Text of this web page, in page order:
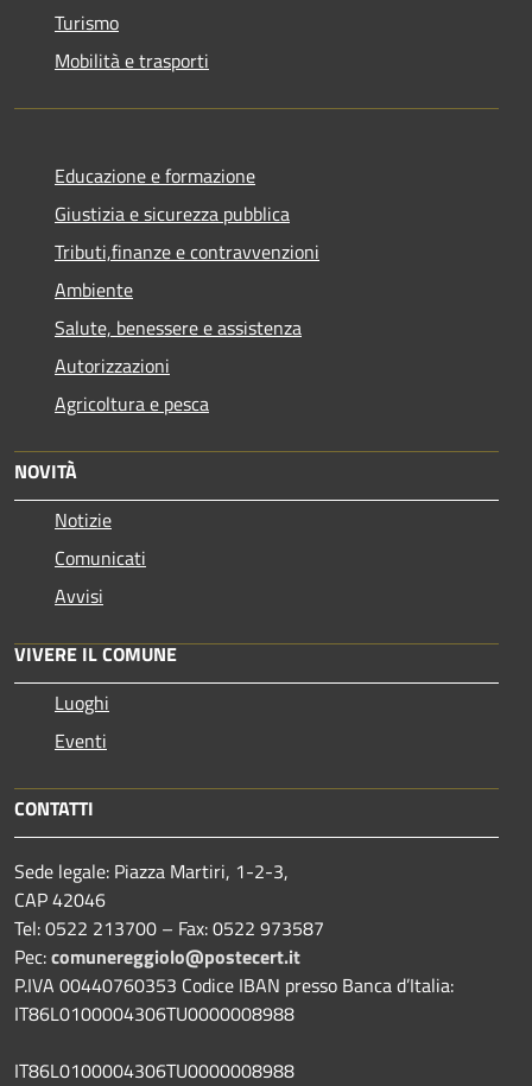
Turismo
Mobilità e trasporti
Educazione e formazione
Giustizia e sicurezza pubblica
Tributi,finanze e contravvenzioni
Ambiente
Salute, benessere e assistenza
Autorizzazioni
Agricoltura e pesca
NOVITÀ
Notizie
Comunicati
Avvisi
VIVERE IL COMUNE
Luoghi
Eventi
CONTATTI
Sede legale: Piazza Martiri, 1-2-3,
CAP 42046
Tel: 0522 213700 – Fax: 0522 973587
Pec:comunereggiolo@postecert.it
P.IVA 00440760353 Codice IBAN presso Banca d’Italia:
IT86L0100004306TU0000008988
IT86L0100004306TU0000008988